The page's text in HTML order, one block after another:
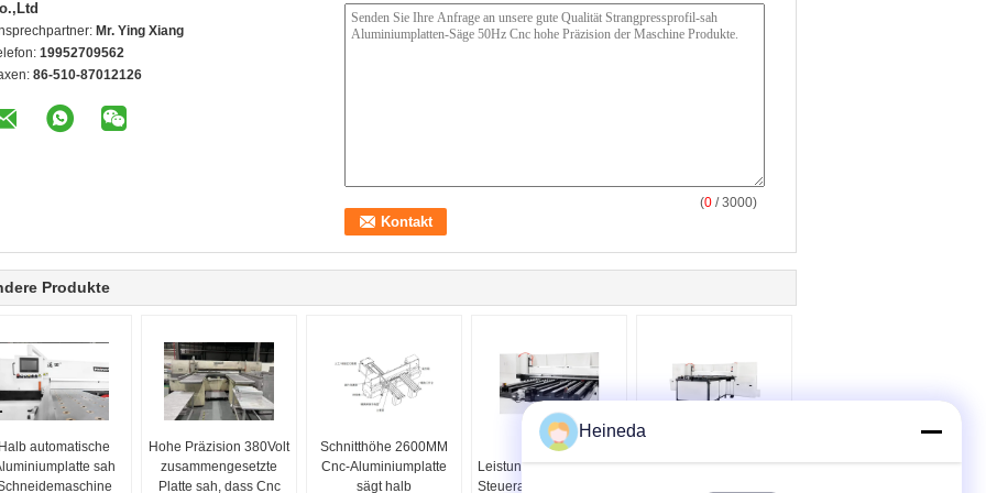
Mr. Ying Xiang
19952709562
86-510-87012126
(0 / 3000)
Produkte
Halb automatische
sah
Hohe Präzision 380Volt
zusammengesetzte
Platte sah, dass Cnc
Schnitthöhe 2600MM
Cnc-Aluminiumplatte
sägt halb
Hohe
Leistungsfähigkeit PLC-
Steueraluminiumplatten-
Aluminiumplatte sah
Heineda